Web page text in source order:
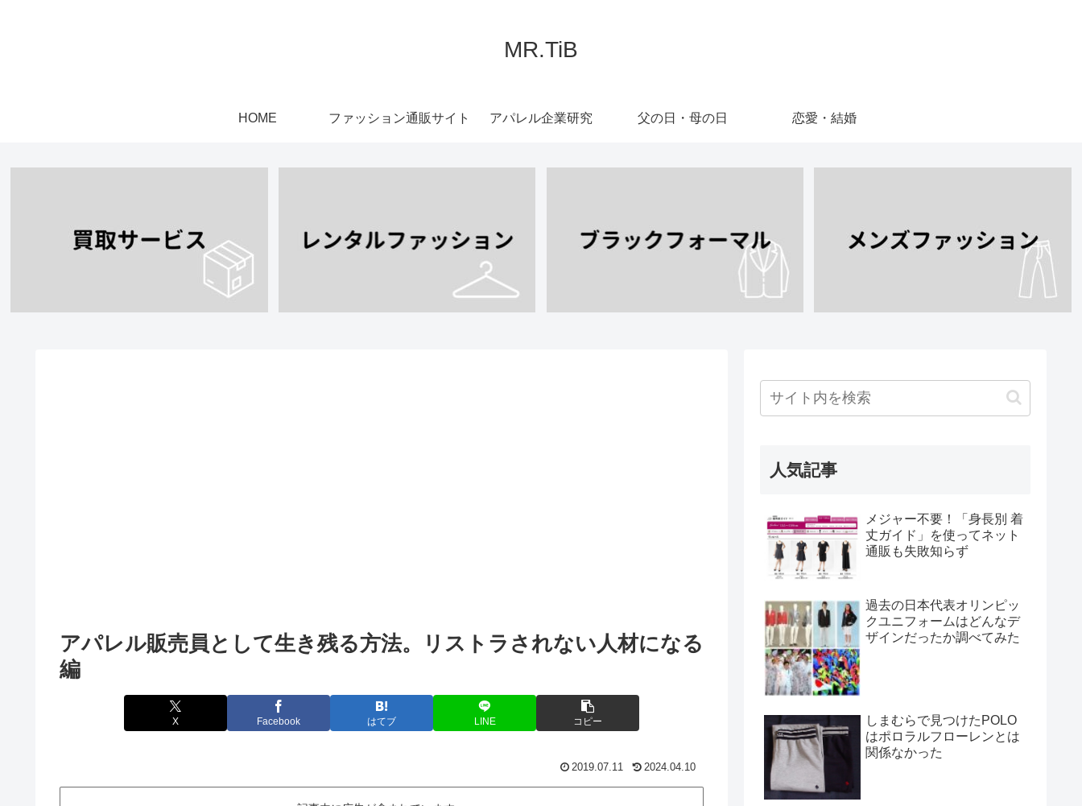
MR.TiB
HOME ファッション通販サイト アパレル企業研究 父の日・母の日 恋愛・結婚
アパレル販売員として生き残る方法。リストラされない人材になる
編
X Facebook はてブ LINE コピー
2019.07.11 2024.04.10
人気記事
メジャー不要！「身長別 着
丈ガイド」を使ってネット
通販も失敗知らず
過去の日本代表オリンピッ
クユニフォームはどんなデ
ザインだったか調べてみた
しまむらで見つけたPOLO
はポロラルフローレンとは
関係なかった